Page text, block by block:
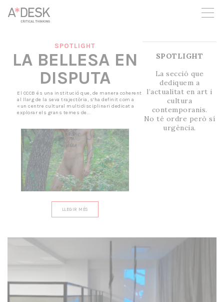
seguim necessitant-te per a poder seguir endavant. Ara pots
participar del projecte i recolzar-lo.
SPOTLIGHT
LA BELLESA EN
DISPUTA
El CCCB és una institució que, de manera coherent
al llarg de la seva trajectòria, s’ha definit com a
«un centre cultural multidisciplinari dedicat a
explorar els grans temes de...
LLEGIR MÉS
SPOTLIGHT
La secció que
dediquem a
l’actualitat en art i
cultura
contemporanis.
No té ordre però sí
urgència.